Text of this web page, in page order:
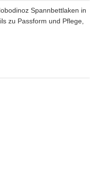
Spannbettlaken in
zu Passform und Pflege,